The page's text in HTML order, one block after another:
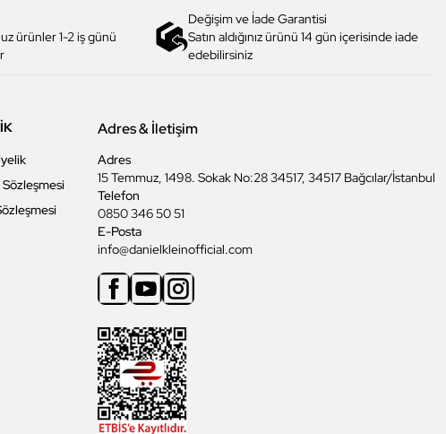
ürünler 1-2 iş günü
Değişim ve İade Garantisi
Satın aldığınız ürünü 14 gün içerisinde iade
edebilirsiniz
Adres & İletişim
Adres
15 Temmuz, 1498. Sokak No:28 34517, 34517 Bağcılar/İstanbul
Telefon
0850 346 50 51
E-Posta
info@danielkleinofficial.com
FacebookYoutubeInstagram